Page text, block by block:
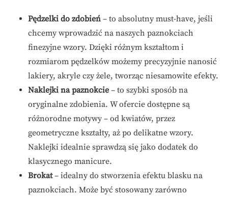
Pędzelki do zdobień – to absolutny must-have, jeśli
chcemy wprowadzić na naszych paznokciach
finezyjne wzory. Dzięki różnym kształtom i
rozmiarom pędzelków możemy precyzyjnie nanosić
lakiery, akryle czy żele, tworząc niesamowite efekty.
Naklejki na paznokcie – to szybki sposób na
oryginalne zdobienia. W ofercie dostępne są
różnorodne motywy – od kwiatów, przez
geometryczne kształty, aż po delikatne wzory.
Naklejki idealnie sprawdzą się jako dodatek do
klasycznego manicure.
Brokat– idealny do stworzenia efektu blasku na
paznokciach. Może być stosowany zarówno